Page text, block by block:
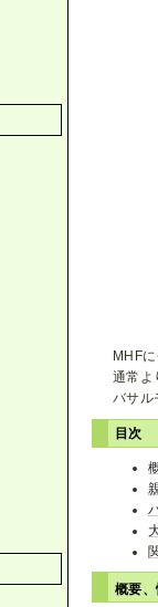
MHF
通常よ
バサル
目次
概要